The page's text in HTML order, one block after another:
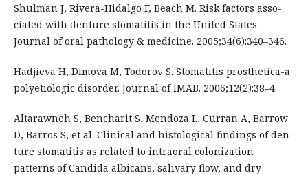
Shulman J, Rivera-Hidalgo F, Beach M. Risk factors asso-
ciated with denture stomatitis in the United States.
Journal of oral pathology & medicine. 2005;34(6):340–346.
Hadjieva H, Dimova M, Todorov S. Stomatitis prosthetica-a
polyetiologic disorder. Journal of IMAB. 2006;12(2):38–4.
Altarawneh S, Bencharit S, Mendoza L, Curran A, Barrow
D, Barros S, et al. Clinical and histological findings of den-
ture stomatitis as related to intraoral colonization
patterns of Candida albicans, salivary flow, and dry